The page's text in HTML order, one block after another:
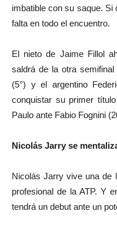
imbatible con su saque. Si
falta en todo el encuentro.
El nieto de Jaime Fillol
saldrá de la otra
(5°) y el argentino
conquistar su primer
Paulo ante Fabio Fognini
Nicolás Jarry se
Nicolás Jarry vive una de
profesional de la ATP. Y
tendrá un debut ante un